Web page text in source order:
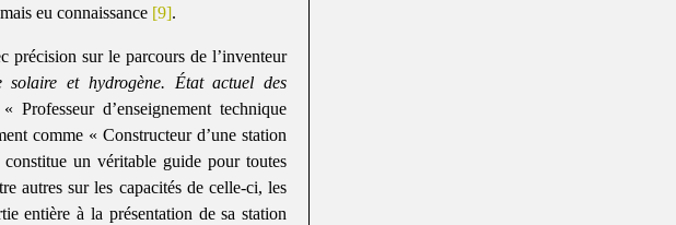
eu connaissance [9].
précision sur le parcours de l’inventeur
solaire et hydrogène. État actuel des
d’enseignement technique
comme « Constructeur d’une station
un véritable guide pour toutes
autres sur les capacités de celle-ci, les
entière à la présentation de sa station